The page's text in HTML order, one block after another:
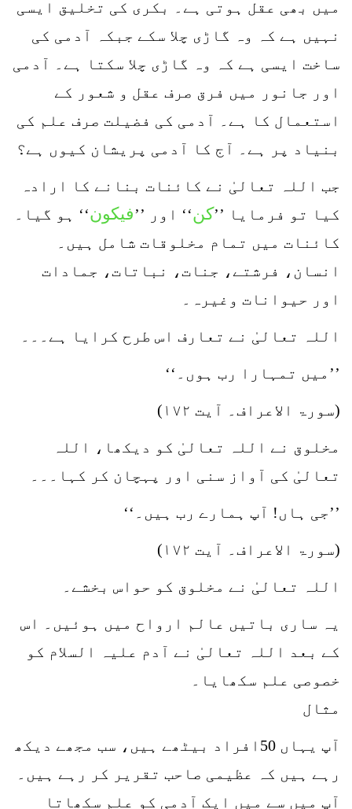
میں بھی عقل ہوتی ہے۔ بکری کی تخلیق ایسی
نہیں ہے کہ وہ گاڑی چلا سکے جبکہ آدمی کی
ساخت ایسی ہے کہ وہ گاڑی چلا سکتا ہے۔ آدمی
اور جانور میں فرق صرف عقل و شعور کے
استعمال کا ہے۔ آدمی کی فضیلت صرف علم کی
بنیاد پر ہے۔ آج کا آدمی پریشان کیوں ہے؟
جب اللہ تعالیٰ نے کائنات بنانے کا ارادہ
کیا تو فرمایا ’’کن‘‘ اور ’’فیکون‘‘ ہو گیا۔
کائنات میں تمام مخلوقات شامل ہیں۔
انسان، فرشتے، جنات، نباتات، جمادات
اور حیوانات وغیرہ۔
اللہ تعالیٰ نے تعارف اس طرح کرایا ہے۔۔۔
’’میں تمہارا رب ہوں۔‘‘
(سورۃ الاعراف۔ آیت ۱۷۲)
مخلوق نے اللہ تعالیٰ کو دیکھا، اللہ
تعالیٰ کی آواز سنی اور پہچان کر کہا۔۔۔
’’جی ہاں! آپ ہمارے رب ہیں۔‘‘
(سورۃ الاعراف۔ آیت ۱۷۲)
اللہ تعالیٰ نے مخلوق کو حواس بخشے۔
یہ ساری باتیں عالم ارواح میں ہوئیں۔ اس
کے بعد اللہ تعالیٰ نے آدم علیہ السلام کو
خصوصی علم سکھایا۔
مثال
آپ یہاں 50افراد بیٹھے ہیں، سب مجھے دیکھ
رہے ہیں کہ عظیمی صاحب تقریر کر رہے ہیں۔
آپ میں سے میں ایک آدمی کو علم سکھاتا